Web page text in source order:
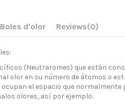
d'olor Reviews(0)
(Neutraromes) que están
olor en su número de átomos o
el espacio que
olores, así por ejemplo: